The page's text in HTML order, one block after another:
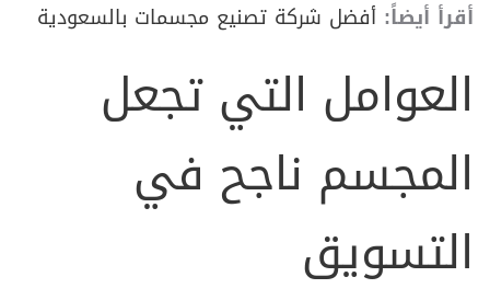
أقرأ أيضاً: أفضل شركة تصنيع مجسمات بالسعودية
العوامل التي تجعل
المجسم ناجح في
التسويق